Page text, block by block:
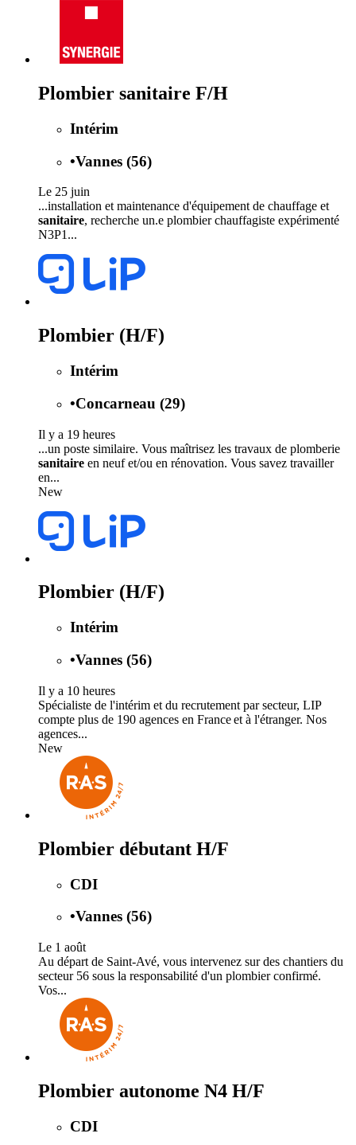
Plombier sanitaire F/H
Intérim
•Vannes (56)
Le 25 juin
...installation et maintenance d'équipement de chauffage et
sanitaire, recherche un.e plombier chauffagiste expérimenté
N3P1...
Plombier (H/F)
Intérim
•Concarneau (29)
Il y a 19 heures
...un poste similaire. Vous maîtrisez les travaux de plomberie
sanitaire en neuf et/ou en rénovation. Vous savez travailler
en...
New
Plombier (H/F)
Intérim
•Vannes (56)
Il y a 10 heures
Spécialiste de l'intérim et du recrutement par secteur, LIP
compte plus de 190 agences en France et à l'étranger. Nos
agences...
New
Plombier débutant H/F
CDI
•Vannes (56)
Le 1 août
Au départ de Saint-Avé, vous intervenez sur des chantiers du
secteur 56 sous la responsabilité d'un plombier confirmé.
Vos...
Plombier autonome N4 H/F
CDI